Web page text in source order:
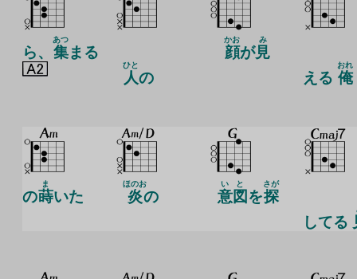
ら、 集
あつ
まる
人
ひと
の
顔
かお
が見
み
える 俺
おれ
の蒔
ま
いた 炎
ほのお
の 意
い
図
と
を探
さが
してる